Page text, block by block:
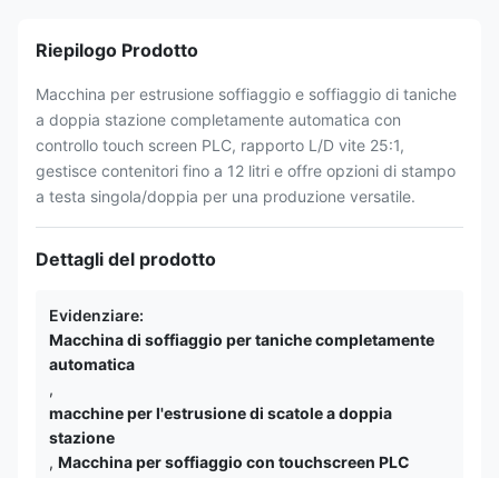
Riepilogo Prodotto
Macchina per estrusione soffiaggio e soffiaggio di taniche
a doppia stazione completamente automatica con
controllo touch screen PLC, rapporto L/D vite 25:1,
gestisce contenitori fino a 12 litri e offre opzioni di stampo
a testa singola/doppia per una produzione versatile.
Dettagli del prodotto
Evidenziare:
Macchina di soffiaggio per taniche completamente
automatica
,
macchine per l'estrusione di scatole a doppia
stazione
, Macchina per soffiaggio con touchscreen PLC